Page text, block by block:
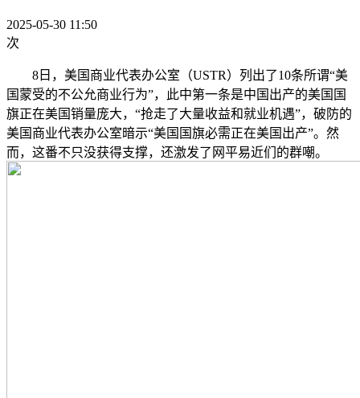
2025-05-30 11:50
次
8日，美国商业代表办公室（USTR）列出了10条所谓“美
国蒙受的不公允商业行为”，此中第一条是中国出产的美国国
旗正在美国销量庞大，“抢走了大量收益和就业机遇”，破防的
美国商业代表办公室暗示“美国国旗必需正在美国出产”。然
而，这番不只没获得支撑，还激发了网平易近们的群嘲。